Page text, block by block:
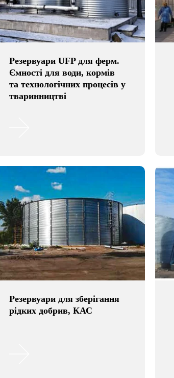
Резервуари UFP для ферм.
Ємності для води, кормів
та технологічних процесів у
тваринництві
Резервуари для зберігання
рідких добрив, КАС